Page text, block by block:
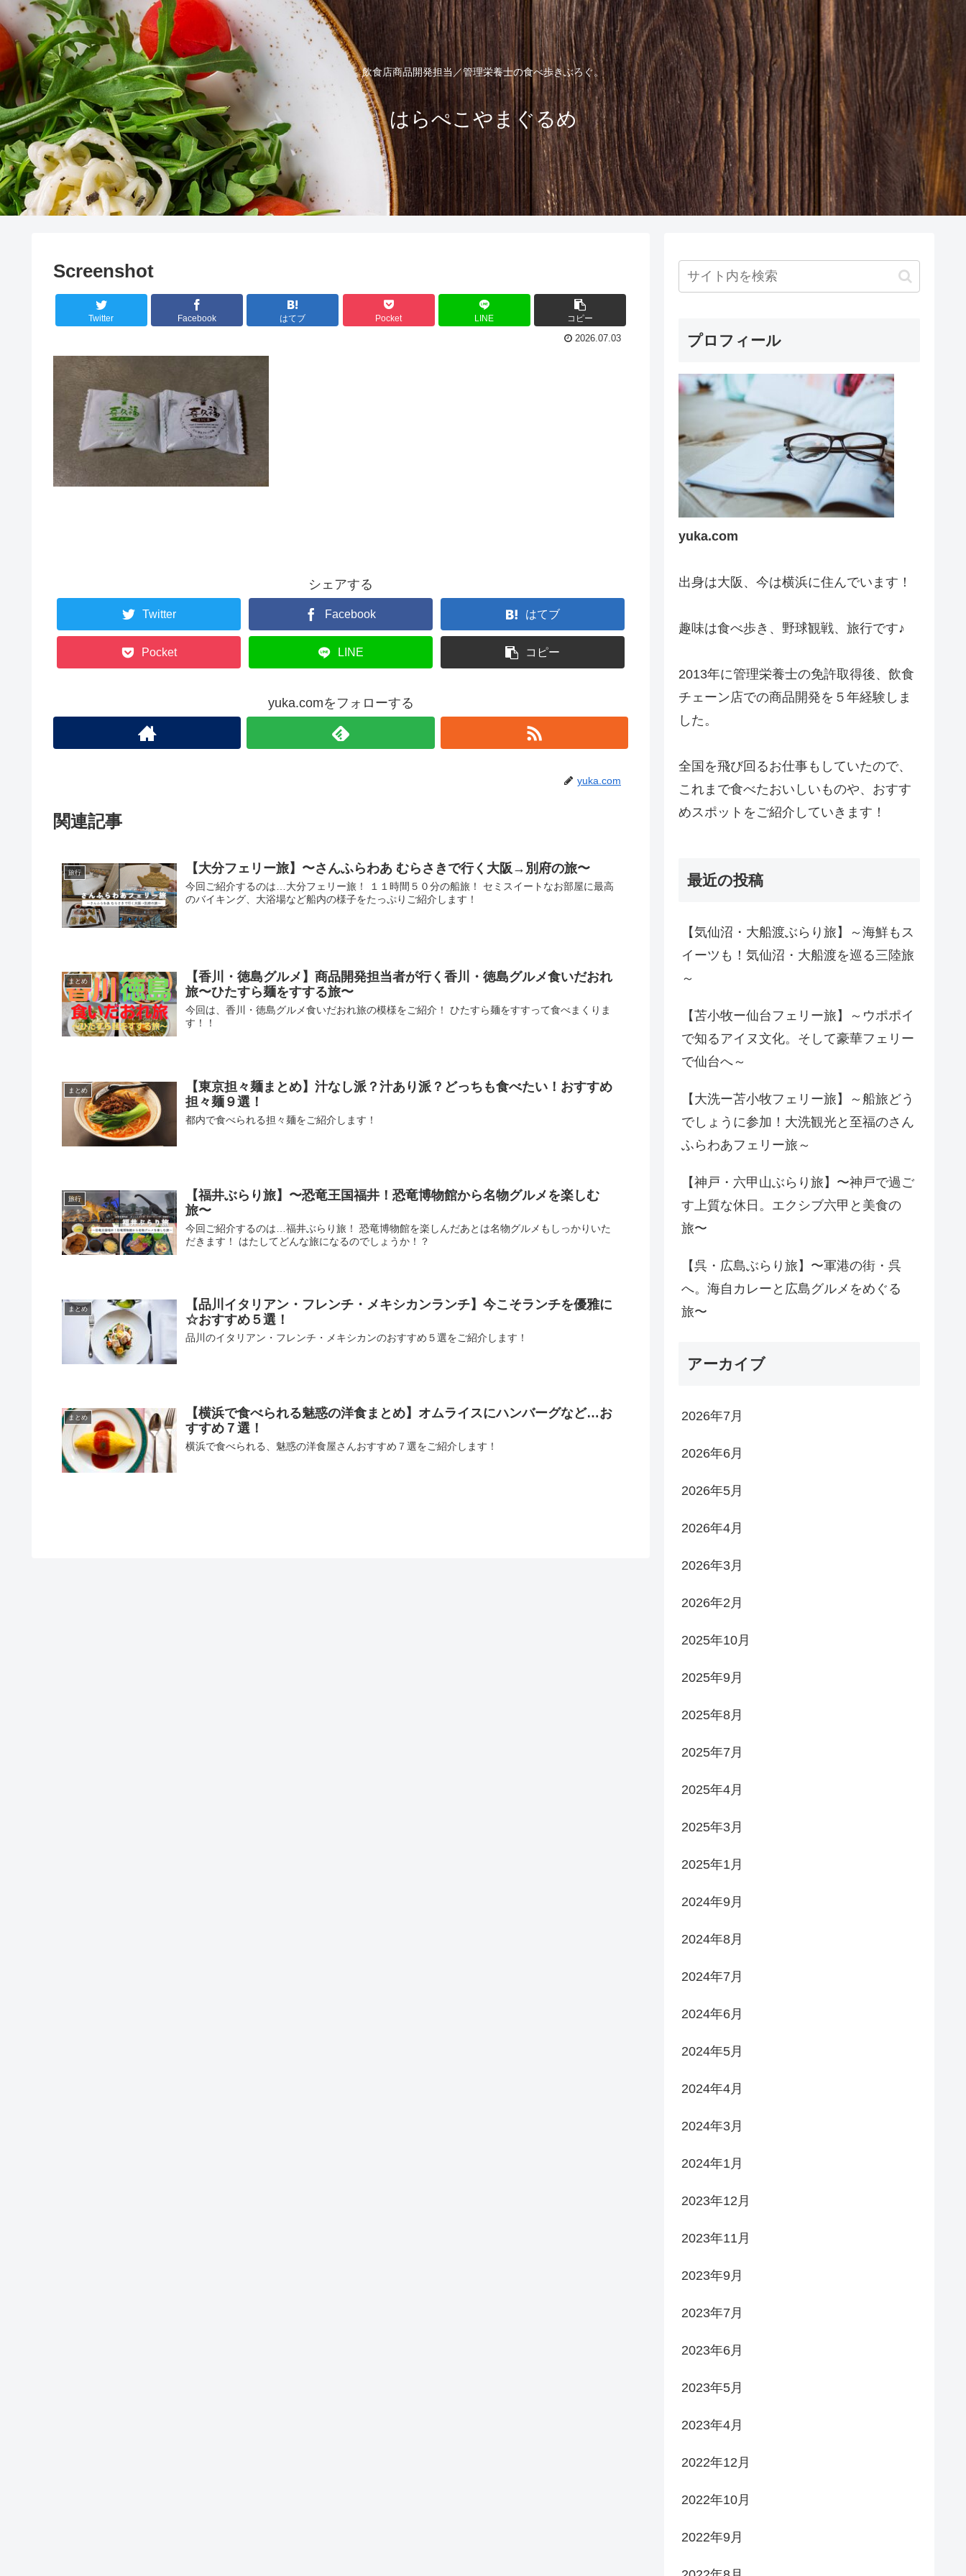
飲食店商品開発担当／管理栄養士の食べ歩きぶろぐ。
はらぺこやまぐるめ
Screenshot
Twitter Facebook はてブ Pocket LINE コピー
2026.07.03
シェアする
Twitter Facebook はてブ
Pocket LINE コピー
yuka.comをフォローする
yuka.com
関連記事
旅行 【大分フェリー旅】〜さんふらわあ むらさきで行く大阪→別府の旅〜
今回ご紹介するのは…大分フェリー旅！ １１時間５０分の船旅！ セミスイートなお部屋に最高
のバイキング、大浴場など船内の様子をたっぷりご紹介します！
まとめ
【香川・徳島グルメ】商品開発担当者が行く香川・徳島グルメ食いだおれ
旅〜ひたすら麺をすする旅〜
今回は、香川・徳島グルメ食いだおれ旅の模様をご紹介！ ひたすら麺をすすって食べまくりま
す！！
まとめ
【東京担々麺まとめ】汁なし派？汁あり派？どっちも食べたい！おすすめ
担々麺９選！
都内で食べられる担々麺をご紹介します！
旅行
【福井ぶらり旅】〜恐竜王国福井！恐竜博物館から名物グルメを楽しむ
旅〜
今回ご紹介するのは…福井ぶらり旅！ 恐竜博物館を楽しんだあとは名物グルメもしっかりいた
だきます！ はたしてどんな旅になるのでしょうか！？
まとめ
【品川イタリアン・フレンチ・メキシカンランチ】今こそランチを優雅に
☆おすすめ５選！
品川のイタリアン・フレンチ・メキシカンのおすすめ５選をご紹介します！
まとめ
【横浜で食べられる魅惑の洋食まとめ】オムライスにハンバーグなど…お
すすめ７選！
横浜で食べられる、魅惑の洋食屋さんおすすめ７選をご紹介します！
プロフィール
yuka.com
出身は大阪、今は横浜に住んでいます！
趣味は食べ歩き、野球観戦、旅行です♪
2013年に管理栄養士の免許取得後、飲食
チェーン店での商品開発を５年経験しま
した。
全国を飛び回るお仕事もしていたので、
これまで食べたおいしいものや、おすす
めスポットをご紹介していきます！
最近の投稿
【気仙沼・大船渡ぶらり旅】～海鮮もス
イーツも！気仙沼・大船渡を巡る三陸旅
～
【苫小牧ー仙台フェリー旅】～ウポポイ
で知るアイヌ文化。そして豪華フェリー
で仙台へ～
【大洗ー苫小牧フェリー旅】～船旅どう
でしょうに参加！大洗観光と至福のさん
ふらわあフェリー旅～
【神戸・六甲山ぶらり旅】〜神戸で過ご
す上質な休日。エクシブ六甲と美食の
旅〜
【呉・広島ぶらり旅】〜軍港の街・呉
へ。海自カレーと広島グルメをめぐる
旅〜
アーカイブ
2026年7月
2026年6月
2026年5月
2026年4月
2026年3月
2026年2月
2025年10月
2025年9月
2025年8月
2025年7月
2025年4月
2025年3月
2025年1月
2024年9月
2024年8月
2024年7月
2024年6月
2024年5月
2024年4月
2024年3月
2024年1月
2023年12月
2023年11月
2023年9月
2023年7月
2023年6月
2023年5月
2023年4月
2022年12月
2022年10月
2022年9月